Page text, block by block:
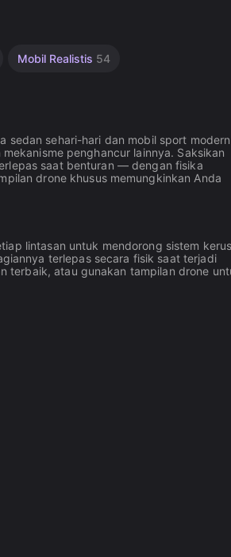
Mobil Realistis 54
sedan sehari-hari dan mobil sport
penghancur lainnya. Saksikan
saat benturan — dengan fisika
drone khusus memungkinkan Anda
lintasan untuk mendorong sistem
terlepas secara fisik saat terjadi
terbaik, atau gunakan tampilan drone